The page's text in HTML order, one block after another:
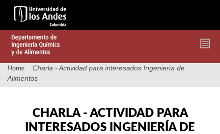
Pasar
contenido
principal
Home / Charla - Actividad para interesados Ingeniería de
Alimentos
CHARLA - ACTIVIDAD PARA
INTERESADOS INGENIERÍA DE